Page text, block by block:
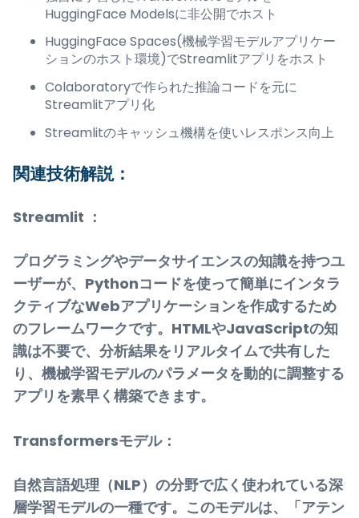
HuggingFace Modelsに非公開でホスト
HuggingFace Spaces(機械学習モデルアプリケー
ションのホスト環境)でStreamlitアプリをホスト
Colaboratoryで作られた推論コードを元に
Streamlitアプリ化
Streamlitのキャッシュ機構を使いレスポンス向上
関連技術解説：
Streamlit ：
プログラミングやデータサイエンスの知識を持つユ
ーザーが、Pythonコードを使って簡単にインタラ
クティブなWebアプリケーションを作成するため
のフレームワークです。HTMLやJavaScriptの知
識は不要で、分析結果をリアルタイムで共有した
り、機械学習モデルのパラメータを動的に調整する
アプリを素早く構築できます。
Transformersモデル：
自然言語処理（NLP）の分野で広く使われている深
層学習モデルの一種です。このモデルは、「アテン